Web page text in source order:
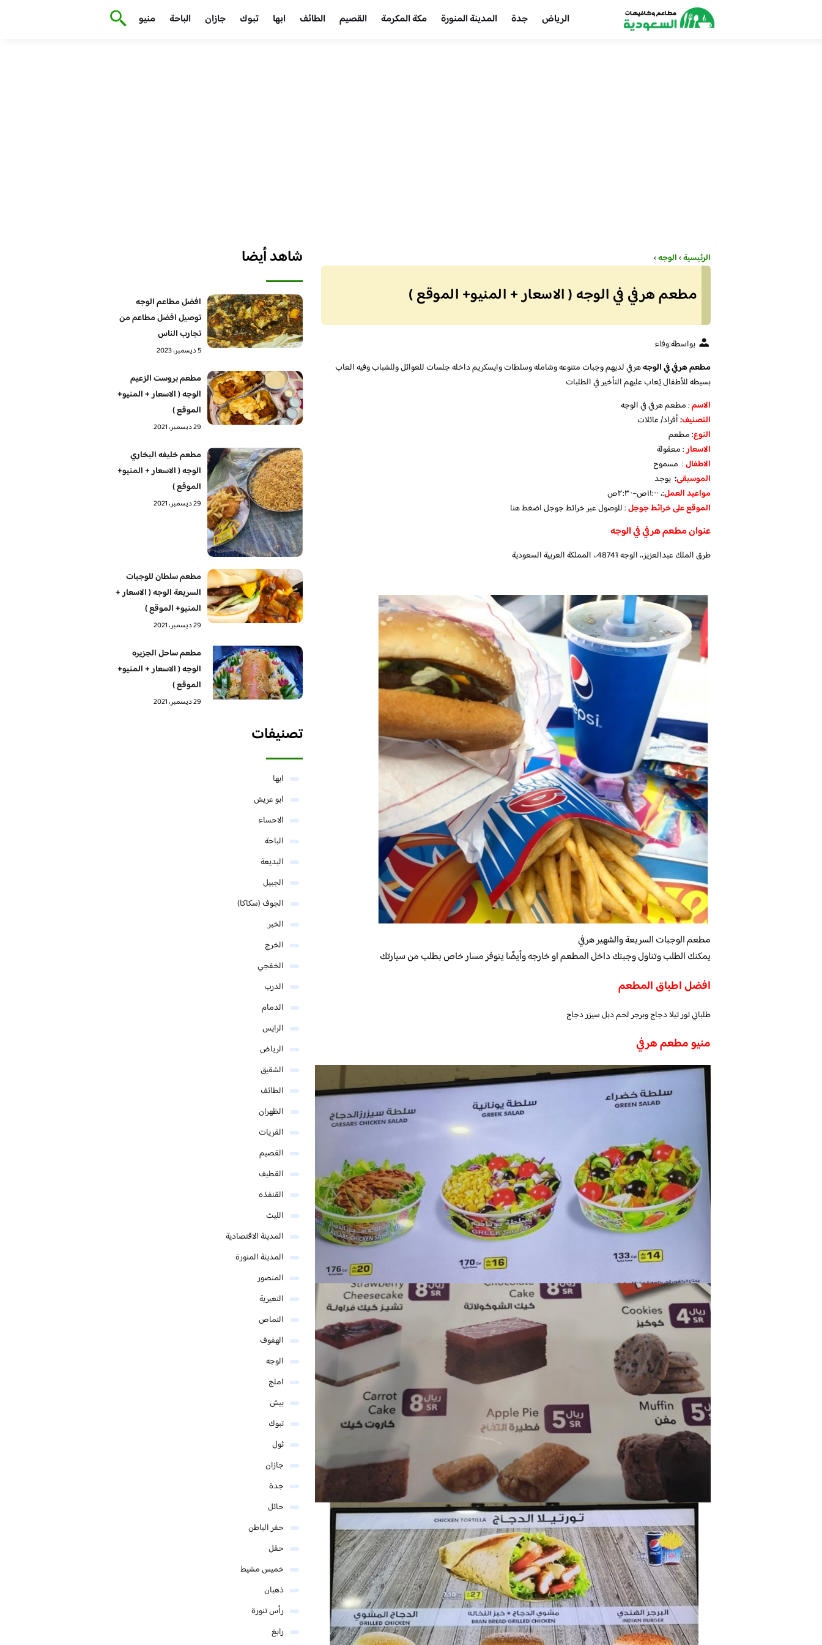
الرياض جدة المدينة المنورة مكة المكرمة القصيم الطائف ابها تبوك جازان الباحة منيو
الرئيسية›الوجه›
مطعم هرفي في الوجه ( الاسعار + المنيو+ الموقع )
بواسطة:وفاء
مطعم هرفي في الوجههرفي لديهم وجبات متنوعه وشامله وسلطات وايسكريم داخله جلسات للعوائل وللشباب وفيه العاب
بسيطه للأطفال يُعاب عليهم التأخير في الطلبات
الاسم: مطعم هرفي في الوجه
التصنيف:أفراد/ عائلات
النوع: مطعم
الاسعار: معقولة
الاطفال: مسموح
الموسيقى: يوجد
مواعيد العمل:، ١١:٠٠ص–٢:٣٠ص
الموقع على خرائط جوجل: للوصول عبر خرائط جوجلاضغط هنا
عنوان مطعم هرفي في الوجه
طرق الملك عبدالعزيز،، الوجه 48741،، المملكة العربية السعودية
مطعم الوجبات السريعة والشهير هرفي
يمكنك الطلب وتناول وجبتك داخل المطعم او خارجه وأيضًا يتوفر مسار خاص بطلب من سيارتك
افضل اطباق المطعم
طلباتي تور تيلا دجاج وبرجر لحم دبل سيزر دجاج
منيو مطعم هرفي
شاهد أيضا
افضل مطاعم الوجه
توصيل افضل مطاعم من
تجارب الناس
5 ديسمبر، 2023
مطعم بروست الزعيم
الوجه ( الاسعار + المنيو+
الموقع )
29 ديسمبر، 2021
مطعم خليفه البخاري
الوجه ( الاسعار + المنيو+
الموقع )
29 ديسمبر، 2021
مطعم سلطان للوجبات
السريعة الوجه ( الاسعار +
المنيو+ الموقع )
29 ديسمبر، 2021
مطعم ساحل الجزيره
الوجه ( الاسعار + المنيو+
الموقع )
29 ديسمبر، 2021
تصنيفات
ابها
ابو عريش
الاحساء
الباحة
البديعة
الجبيل
الجوف (سكاكا)
الخبر
الخرج
الخفجي
الدرب
الدمام
الرايس
الرياض
الشقيق
الطائف
الظهران
القريات
القصيم
القطيف
القنفذه
الليث
المدينة الاقتصادية
المدينة المنورة
المنصور
النعيرية
النماص
الهفوف
الوجه
املج
بيش
تبوك
ثول
جازان
جدة
حائل
حفر الباطن
حقل
خميس مشيط
ذهبان
رأس تنورة
رابغ